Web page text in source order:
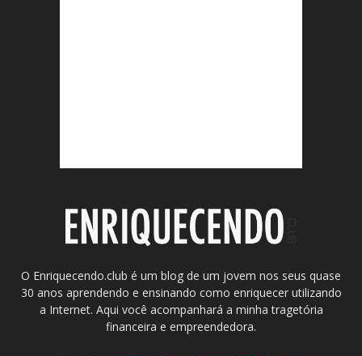
O Enriquecendo.club é um blog de um jovem nos seus quase
30 anos aprendendo e ensinando como enriquecer utilizando
a Internet. Aqui você acompanhará a minha tragetória
financeira e empreendedora.